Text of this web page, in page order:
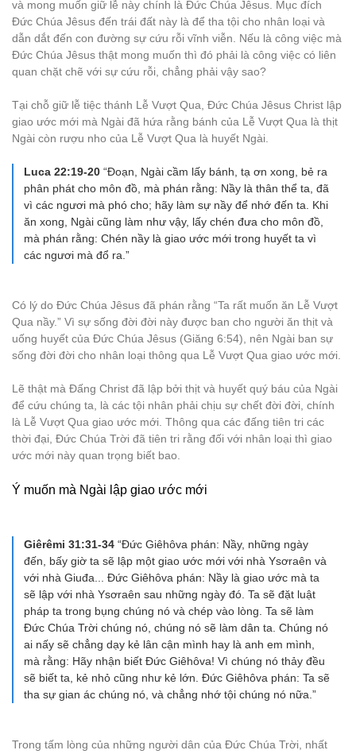
và mong muốn giữ lễ này chính là Đức Chúa Jêsus. Mục đích
Đức Chúa Jêsus đến trái đất này là để tha tội cho nhân loại và
dẫn dắt đến con đường sự cứu rỗi vĩnh viễn. Nếu là công việc mà
Đức Chúa Jêsus thật mong muốn thì đó phải là công việc có liên
quan chặt chẽ với sự cứu rỗi, chẳng phải vậy sao?
Tại chỗ giữ lễ tiệc thánh Lễ Vượt Qua, Đức Chúa Jêsus Christ lập
giao ước mới mà Ngài đã hứa rằng bánh của Lễ Vượt Qua là thịt
Ngài còn rượu nho của Lễ Vượt Qua là huyết Ngài.
Luca 22:19-20 “Đoạn, Ngài cầm lấy bánh, tạ ơn xong, bẻ ra
phân phát cho môn đồ, mà phán rằng: Nầy là thân thể ta, đã
vì các ngươi mà phó cho; hãy làm sự nầy để nhớ đến ta. Khi
ăn xong, Ngài cũng làm như vậy, lấy chén đưa cho môn đồ,
mà phán rằng: Chén nầy là giao ước mới trong huyết ta vì
các ngươi mà đổ ra.”
Có lý do Đức Chúa Jêsus đã phán rằng “Ta rất muốn ăn Lễ Vượt
Qua nầy.” Vì sự sống đời đời này được ban cho người ăn thịt và
uống huyết của Đức Chúa Jêsus (Giăng 6:54), nên Ngài ban sự
sống đời đời cho nhân loại thông qua Lễ Vượt Qua giao ước mới.
Lẽ thật mà Đấng Christ đã lập bởi thịt và huyết quý báu của Ngài
để cứu chúng ta, là các tội nhân phải chịu sự chết đời đời, chính
là Lễ Vượt Qua giao ước mới. Thông qua các đấng tiên tri các
thời đại, Đức Chúa Trời đã tiên tri rằng đối với nhân loại thì giao
ước mới này quan trọng biết bao.
Ý muốn mà Ngài lập giao ước mới
Giêrêmi 31:31-34 “Đức Giêhôva phán: Nầy, những ngày
đến, bấy giờ ta sẽ lập một giao ước mới với nhà Ysơraên và
với nhà Giuđa... Đức Giêhôva phán: Nầy là giao ước mà ta
sẽ lập với nhà Ysơraên sau những ngày đó. Ta sẽ đặt luật
pháp ta trong bụng chúng nó và chép vào lòng. Ta sẽ làm
Đức Chúa Trời chúng nó, chúng nó sẽ làm dân ta. Chúng nó
ai nấy sẽ chẳng dạy kẻ lân cận mình hay là anh em mình,
mà rằng: Hãy nhận biết Đức Giêhôva! Vì chúng nó thảy đều
sẽ biết ta, kẻ nhỏ cũng như kẻ lớn. Đức Giêhôva phán: Ta sẽ
tha sự gian ác chúng nó, và chẳng nhớ tội chúng nó nữa.”
Trong tấm lòng của những người dân của Đức Chúa Trời, nhất